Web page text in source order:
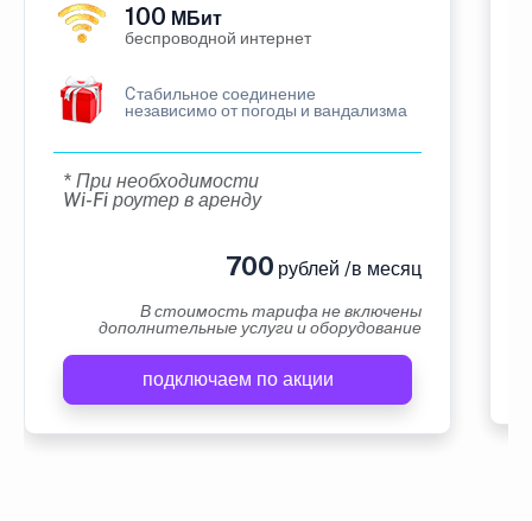
100 МБит
беспроводной интернет
Cтабильное соединение
независимо от погоды и вандализма
* При необходимости
Wi-Fi роутер в аренду
700 рублей /в месяц
В стоимость тарифа не включены
дополнительные услуги и оборудование
подключаем по акции